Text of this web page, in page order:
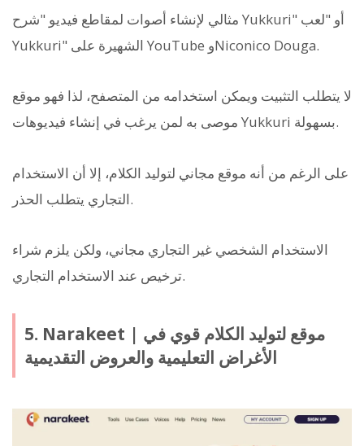
مثالي لإنشاء أصوات لمقاطع فيديو "شرح Yukkuri" أو "لعب
Yukkuri" الشهيرة على YouTube وNiconico Douga.
لا يتطلب التثبيت ويمكن استخدامه من المتصفح، لذا فهو موقع
موصى به لمن يرغب في إنشاء فيديوهات Yukkuri بسهولة.
على الرغم من أنه موقع مجاني لتوليد الكلام، إلا أن الاستخدام
التجاري يتطلب الحذر.
الاستخدام الشخصي غير التجاري مجاني، ولكن يلزم شراء
ترخيص عند الاستخدام التجاري.
5. Narakeet | موقع لتوليد الكلام قوي في
الأغراض التعليمية والعروض التقديمية